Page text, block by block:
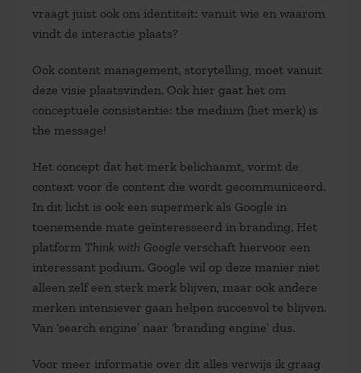
vraagt juist ook om identiteit: vanuit wie en waarom
vindt de interactie plaats?
Ook content management, storytelling, moet vanuit
deze visie plaatsvinden. Ook hier gaat het om
conceptuele consistentie: the medium (het merk) is
the message!
Het concept dat het merk belichaamt, vormt de
context voor de content die wordt gecommuniceerd.
In dit licht is ook een supermerk als Google in
toenemende mate geïnteresseerd in branding. Het
platform Think with Google verschaft hiervoor een
interessant podium. Google wil op deze manier niet
alleen zelf een sterk merk blijven, maar ook andere
merken intensiever gaan helpen succesvol te blijven.
Van ‘search engine’ naar ‘branding engine’ dus.
Voor meer informatie over dit alles verwijs ik graag